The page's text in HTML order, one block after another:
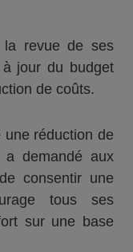
la revue de ses
jour du budget
de coûts.
une réduction de
a demandé aux
consentir une
tous ses
sur une base